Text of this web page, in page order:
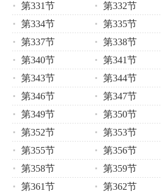
第331节
第332节
第334节
第335节
第337节
第338节
第340节
第341节
第343节
第344节
第346节
第347节
第349节
第350节
第352节
第353节
第355节
第356节
第358节
第359节
第361节
第362节